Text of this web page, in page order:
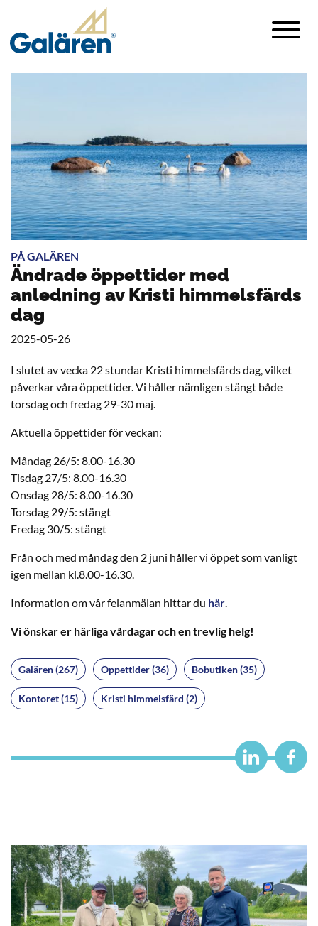
PÅ GALÄREN
Ändrade öppettider med
anledning av Kristi himmelsfärds
dag
2025-05-26
I slutet av vecka 22 stundar Kristi himmelsfärds dag, vilket
påverkar våra öppettider. Vi håller nämligen stängt både
torsdag och fredag 29-30 maj.
Aktuella öppettider för veckan:
Måndag 26/5: 8.00-16.30
Tisdag 27/5: 8.00-16.30
Onsdag 28/5: 8.00-16.30
Torsdag 29/5: stängt
Fredag 30/5: stängt
Från och med måndag den 2 juni håller vi öppet som vanligt
igen mellan kl.8.00-16.30.
Information om vår felanmälan hittar du här.
Vi önskar er härliga vårdagar och en trevlig helg!
Galären (267) Öppettider (36) Bobutiken (35)
Kontoret (15) Kristi himmelsfärd (2)